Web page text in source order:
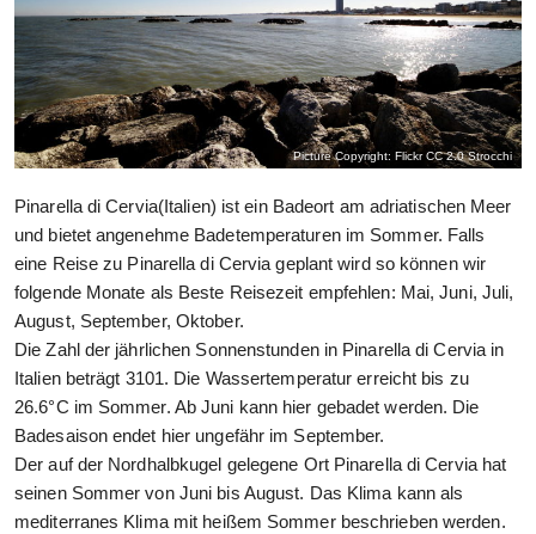
Picture Copyright: Flickr CC 2.0Strocchi
Pinarella di Cervia(Italien) ist ein Badeort am adriatischen Meer
und bietet angenehme Badetemperaturen im Sommer. Falls
eine Reise zu Pinarella di Cervia geplant wird so können wir
folgende Monate als Beste Reisezeit empfehlen: Mai, Juni, Juli,
August, September, Oktober.
Die Zahl der jährlichen Sonnenstunden in Pinarella di Cervia in
Italien beträgt 3101. Die Wassertemperatur erreicht bis zu
26.6°C im Sommer. Ab Juni kann hier gebadet werden. Die
Badesaison endet hier ungefähr im September.
Der auf der Nordhalbkugel gelegene Ort Pinarella di Cervia hat
seinen Sommer von Juni bis August. Das Klima kann als
mediterranes Klima mit heißem Sommer beschrieben werden.